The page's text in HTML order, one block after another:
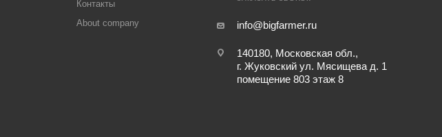
Контакты
About company
info@bigfarmer.ru
140180, Московская обл.,
г. Жуковский ул. Мясищева д. 1
помещение 803 этаж 8